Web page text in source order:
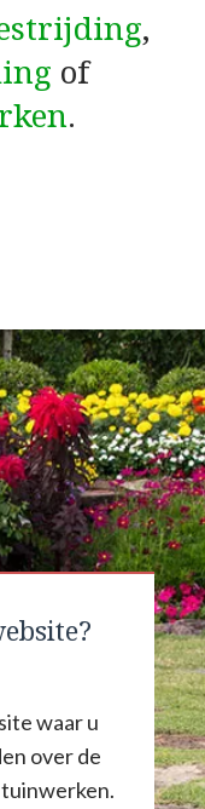
,
of
.
waar u
over de